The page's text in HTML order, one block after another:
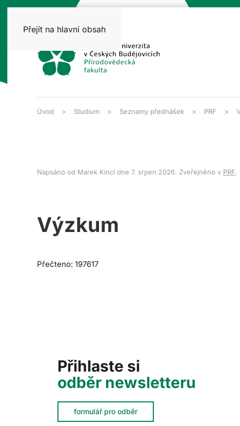
Přejít na hlavní obsah
Úvod Studium Seznamy přednášek PRF
Napsáno od Marek Kincl dne 7. srpen 2026. Zveřejněno v PRF.
Výzkum
Přečteno: 197617
Přihlaste si
odběr newsletteru
formulář pro odběr